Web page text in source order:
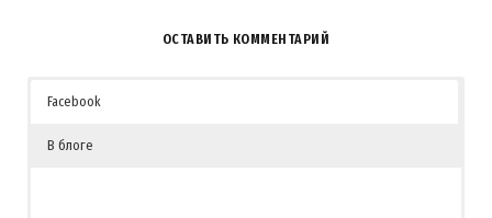
ОСТАВИТЬ КОММЕНТАРИЙ
Facebook
В блоге